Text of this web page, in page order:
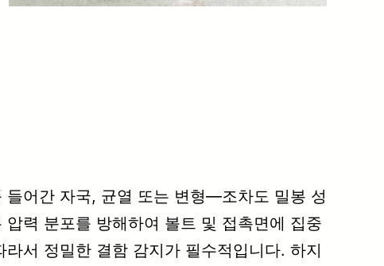
어간 자국, 균열 또는 변형—조차도 밀봉 성
력 분포를 방해하여 볼트 및 접촉면에 집중
서 정밀한 결함 감지가 필수적입니다. 하지